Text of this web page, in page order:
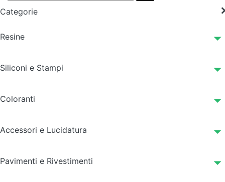
Categorie
Resine
Siliconi e Stampi
Coloranti
Accessori e Lucidatura
Pavimenti e Rivestimenti